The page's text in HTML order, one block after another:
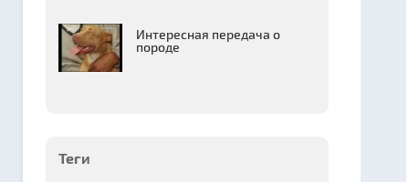
Интересная передача о
породе
Теги